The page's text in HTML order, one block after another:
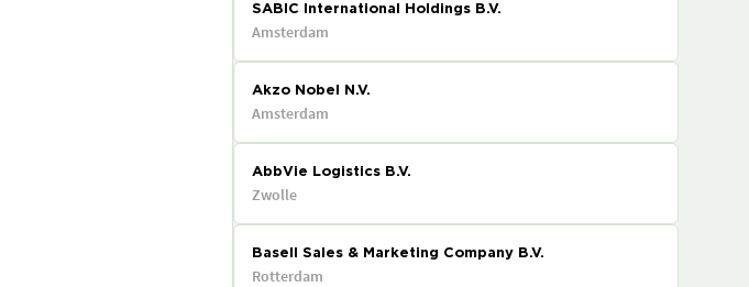
SABIC International Holdings B.V.
Amsterdam
Akzo Nobel N.V.
Amsterdam
AbbVie Logistics B.V.
Zwolle
Basell Sales & Marketing Company B.V.
Rotterdam